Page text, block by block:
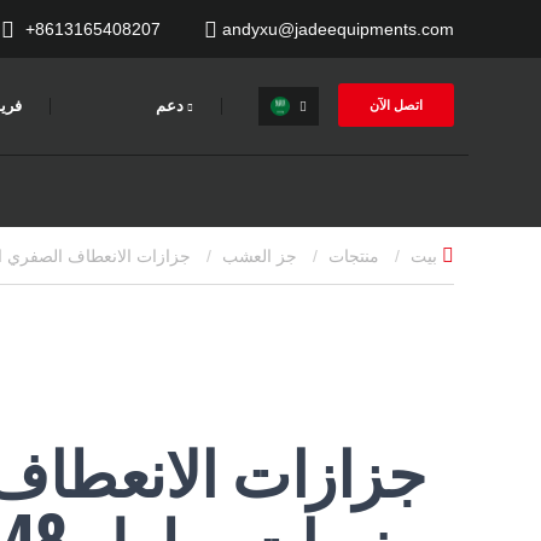
+8613165408207 andyxu@jadeequipments.com
دعم اتصل الآن
منتجات جز العشب
جزازات